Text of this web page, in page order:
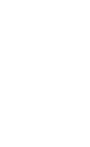
для развития
актуальная,
языком.
бизнесу в
и как их можно
с клиентами на